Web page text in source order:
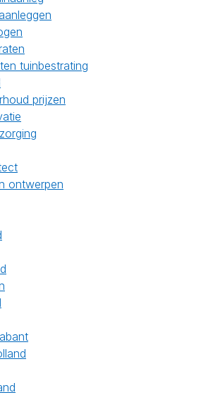
tuinbestrating
prijzen
ontwerpen